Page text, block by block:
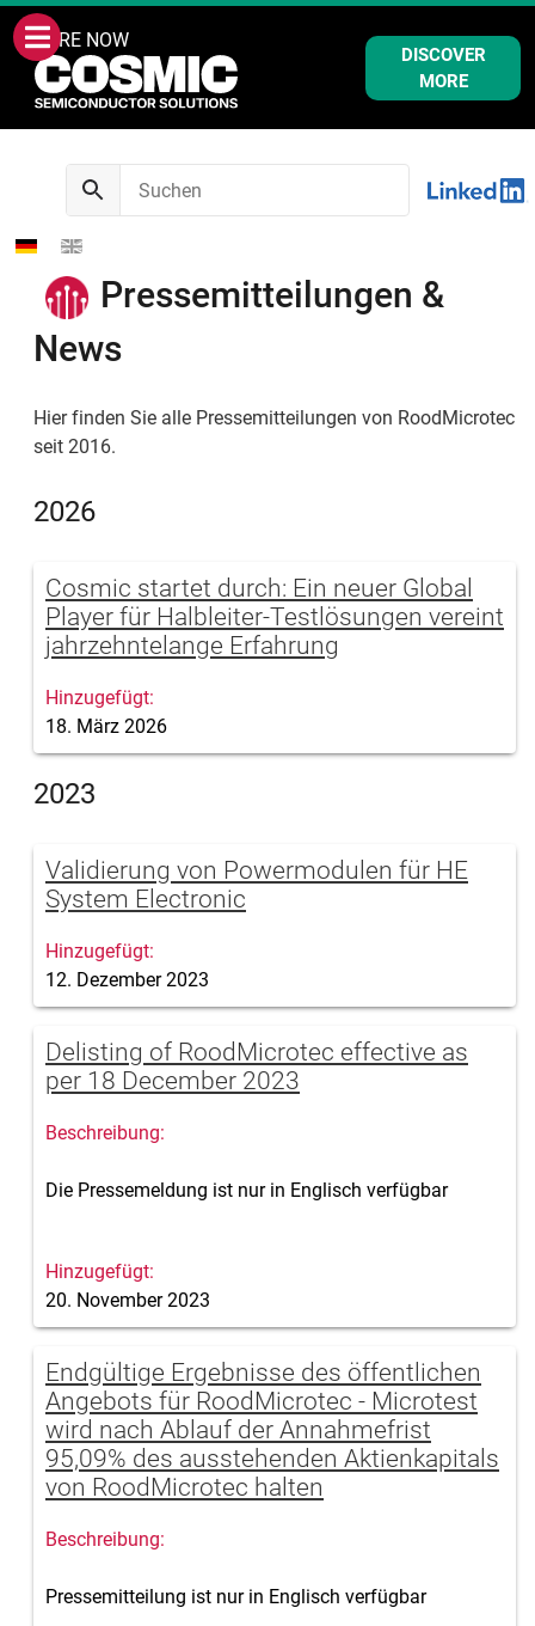
WE ARE NOW
DISCOVER
MORE
Pressemitteilungen &
News
Hier finden Sie alle Pressemitteilungen von RoodMicrotec
seit 2016.
2026
Cosmic startet durch: Ein neuer Global
Player für Halbleiter-Testlösungen vereint
jahrzehntelange Erfahrung
18. März 2026
2023
Validierung von Powermodulen für HE
System Electronic
12. Dezember 2023
Delisting of RoodMicrotec effective as
per 18 December 2023
Die Pressemeldung ist nur in Englisch verfügbar
20. November 2023
Endgültige Ergebnisse des öffentlichen
Angebots für RoodMicrotec - Microtest
wird nach Ablauf der Annahmefrist
95,09% des ausstehenden Aktienkapitals
von RoodMicrotec halten
Pressemitteilung ist nur in Englisch verfügbar